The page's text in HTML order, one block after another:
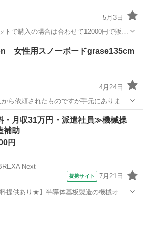
5月3日
トで購入の場合は合わせて12000円で販売
（大体です） 【アピールポイント】傷は
スノーボード ポイント
女性用スノーボードgrase135cm
4月24日
ら依頼されたものですが手元にありま
テール部中心に剥離気味） 育ち盛り
。 近くまで取りに来ていただける方、宜
ーボード Salomon
月収31万円・派遣社員≫機械操
補助
円
Next
提携サイト 7月21日
提供あり★】半導体基板製造の機械オペ